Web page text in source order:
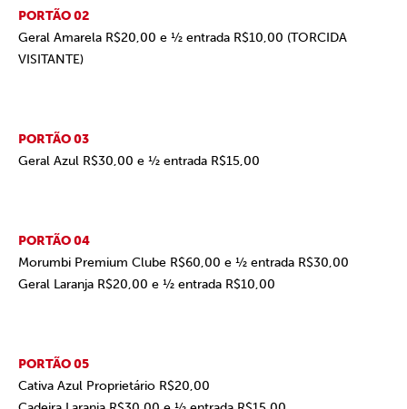
PORTÃO 02
Geral Amarela R$20,00 e ½ entrada R$10,00 (TORCIDA
VISITANTE)
PORTÃO 03
Geral Azul R$30,00 e ½ entrada R$15,00
PORTÃO 04
Morumbi Premium Clube R$60,00 e ½ entrada R$30,00
Geral Laranja R$20,00 e ½ entrada R$10,00
PORTÃO 05
Cativa Azul Proprietário R$20,00